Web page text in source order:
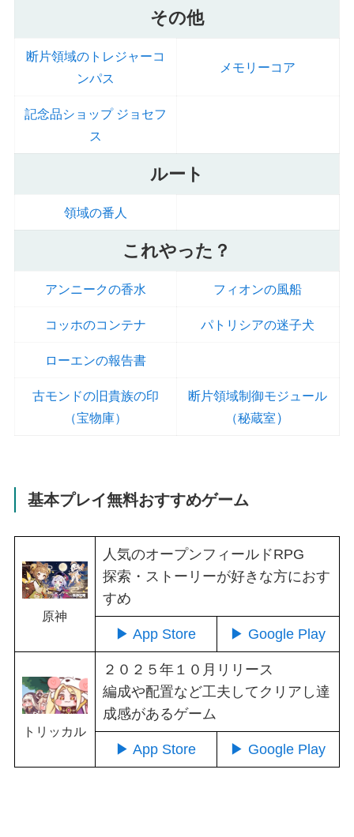
その他
断片領域のトレジャーコ
ンパス
メモリーコア
記念品ショップ ジョセフ
ス
ルート
領域の番人
これやった？
アンニークの香水 フィオンの風船
コッホのコンテナ パトリシアの迷子犬
ローエンの報告書
古モンドの旧貴族の印
（宝物庫）
断片領域制御モジュール
（秘蔵室 ）
基本プレイ無料おすすめゲーム
原神
人気のオープンフィールドRPG
探索・ストーリーが好きな方におす
すめ
▶ App Store ▶ Google Play
トリッカル
２０２５年１０月リリース
編成や配置など工夫してクリアし達
成感があるゲーム
▶ App Store ▶ Google Play